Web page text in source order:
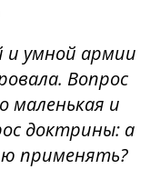
и умной армии
Вопрос
маленькая и
доктрины: а
применять?